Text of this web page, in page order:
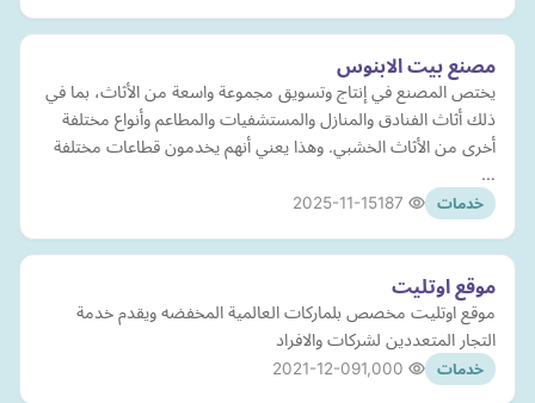
مصنع بيت الابنوس
يختص المصنع في إنتاج وتسويق مجموعة واسعة من الأثاث، بما في
ذلك أثاث الفنادق والمنازل والمستشفيات والمطاعم وأنواع مختلفة
أخرى من الأثاث الخشبي. وهذا يعني أنهم يخدمون قطاعات مختلفة
…
خدمات 2025-11-15
موقع اوتليت
موقع اوتليت مخصص بلماركات العالمية المخفضه ويقدم خدمة
التجار المتعددين لشركات والافراد
خدمات 2021-12-09